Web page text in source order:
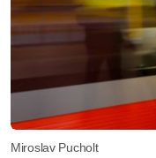
Miroslav Pucholt